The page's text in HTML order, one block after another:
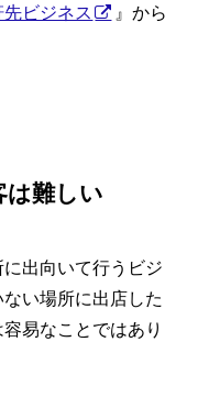
先ビジネス
』から
は難しい
出向いて行うビジ
い場所に出店した
易なことではあり